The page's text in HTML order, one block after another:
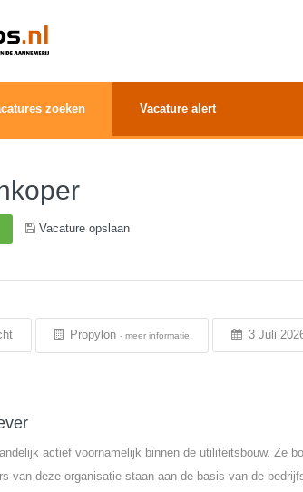
zoeken Vacature alert
Vacature opslaan
Propylon - meer informatie 3 Juli
actief voornamelijk binnen de utiliteitsbouw. Ze
van deze organisatie staan aan de basis van de